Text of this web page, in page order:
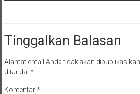
Tinggalkan Balasan
Alamat email Anda tidak akan dipublikasikan.
ditandai *
Komentar*